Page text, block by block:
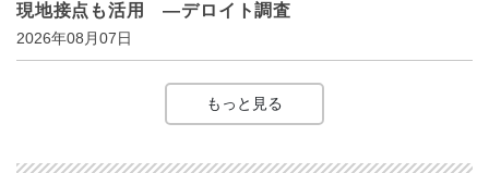
現地接点も活用 ―デロイト調査
2026年08月07日
もっと見る